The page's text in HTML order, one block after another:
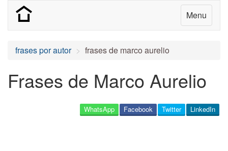
Menu
frases por autor frases de marco aurelio
Frases de Marco Aurelio
LinkedIn
Twitter
Facebook
WhatsApp